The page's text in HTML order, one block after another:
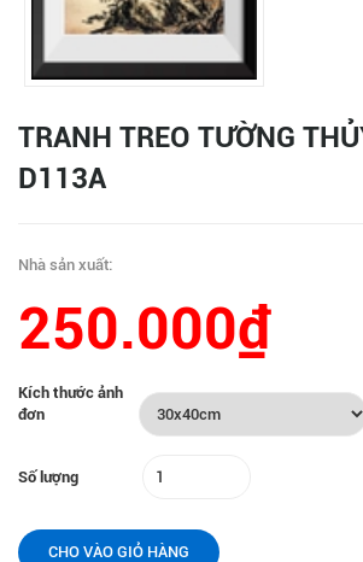
TRANH TREO TƯỜNG
D113A
Nhà sản xuất:
250.000₫
Kích thước ảnh
đơn
Số lượng
CHO VÀO GIỎ HÀNG